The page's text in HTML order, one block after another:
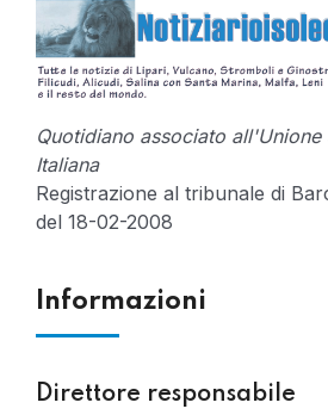
Quotidiano associato
Italiana
Registrazione al tribunale di
del 18-02-2008
Informazioni
Direttore responsabile